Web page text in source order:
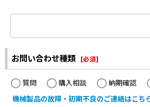
お問い合わせ種類 [必須]
質問 購入相談 納期確認
機械製品の故障・初期不良のご連絡はこち